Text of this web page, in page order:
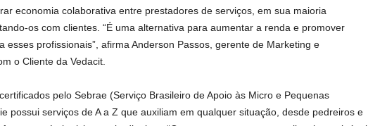
economia colaborativa entre prestadores de serviços, em sua maioria
os com clientes. “É uma alternativa para aumentar a renda e promover
esses profissionais”, afirma Anderson Passos, gerente de Marketing e
o Cliente da Vedacit.
pelo Sebrae (Serviço Brasileiro de Apoio às Micro e Pequenas
possui serviços de A a Z que auxiliam em qualquer situação, desde pedreiros e